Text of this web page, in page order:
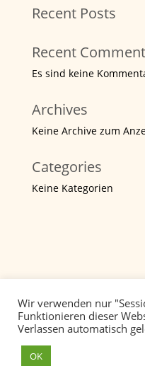
Recent Posts
Recent
Es sind keine
Archives
Keine Archive zum
Categories
Keine Kategorien
Datenschutz
Wir verwenden nur
Funktionieren dieser
Verlassen automatisch
OK